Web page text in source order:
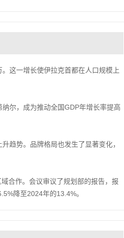
这一增长使伊拉克首都在人口规模上
尔，成为推动全国GDP年增长率提高
趋势。品牌格局也发生了显著变化，
合作。会议审议了规划部的报告，报
降至2024年的13.4%。